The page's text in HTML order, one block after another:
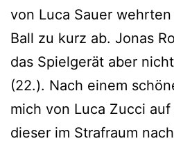
von Luca Sauer
Ball zu kurz ab. Jonas
das Spielgerät aber
(22.). Nach einem
mich von Luca Zucci
dieser im Strafraum